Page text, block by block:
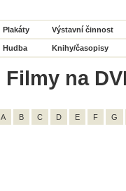
Plakáty Výstavní činnost
Hudba Knihy/časopisy
Filmy na
A B C D E F G